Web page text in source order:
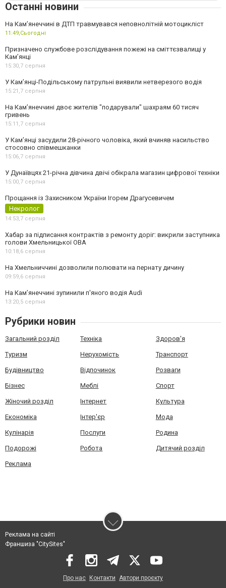
Останні новини
На Кам’янеччині в ДТП травмувався неповнолітній мотоцикліст
11:49,Сьогодні
Призначено службове розслідування пожежі на сміттєзвалищі у
Кам’янці
15:30,7 серпня
У Кам’янці-Подільському патрульні виявили нетверезого водія
15:21,7 серпня
На Камʼянеччині двоє жителів "подарували" шахраям 60 тисяч
гривень
15:11,7 серпня
У Камʼянці засудили 28-річного чоловіка, який вчиняв насильство
стосовно співмешканки
15:06,7 серпня
У Дунаївцях 21-річна дівчина двічі обікрала магазин цифрової техніки
15:00,7 серпня
Прощання із Захисником України Ігорем Драгусевичем
Некролог
14:53,7 серпня
Хабар за підписання контрактів з ремонту доріг: викрили заступника
голови Хмельницької ОВА
10:18,6 серпня
На Хмельниччині дозволили полювати на пернату дичину
09:59,6 серпня
На Камʼянеччині зупинили п'яного водія Audi
13:20,5 серпня
Рубрики новин
Загальний розділ Техніка Здоров'я
Туризм Нерухомість Транспорт
Будівництво Відпочинок Розваги
Бізнес Меблі Спорт
Жіночий розділ Інтернет Культура
Економіка Інтер'єр Мода
Кулінарія Послуги Родина
Подорожі Робота Дитячий розділ
Реклама
Реклама на сайті
Франшиза "CitySites"
Про нас Контакти Автори проєкту